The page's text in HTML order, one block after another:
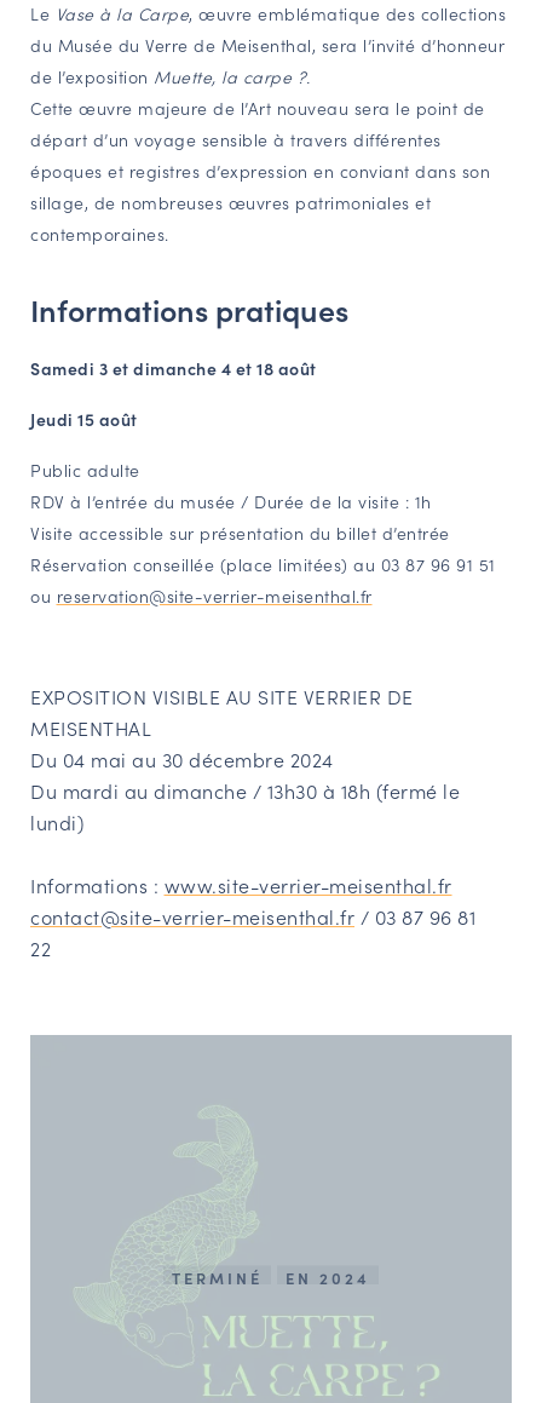
Amateurs d’histoire et de patrimoine
Responsables de structures
Étudiants & chercheurs
Le Vase à la Carpe, œuvre emblématique des collections
du Musée du Verre de Meisenthal, sera l’invité d’honneur
de l’exposition Muette, la carpe ?.
Cette œuvre majeure de l’Art nouveau sera le point de
départ d’un voyage sensible à travers différentes
époques et registres d’expression en conviant dans son
sillage, de nombreuses œuvres patrimoniales et
contemporaines.
Informations pratiques
Samedi 3 et dimanche 4 et 18 août
Jeudi 15 août
Public adulte
RDV à l’entrée du musée / Durée de la visite : 1h
Visite accessible sur présentation du billet d’entrée
Réservation conseillée (place limitées) au 03 87 96 91 51
ou reservation@site-verrier-meisenthal.fr
EXPOSITION VISIBLE AU SITE VERRIER DE
MEISENTHAL
Du 04 mai au 30 décembre 2024
Du mardi au dimanche / 13h30 à 18h (fermé le
lundi)
Informations : www.site-verrier-meisenthal.fr
contact@site-verrier-meisenthal.fr / 03 87 96 81
22
TERMINÉ EN 2024